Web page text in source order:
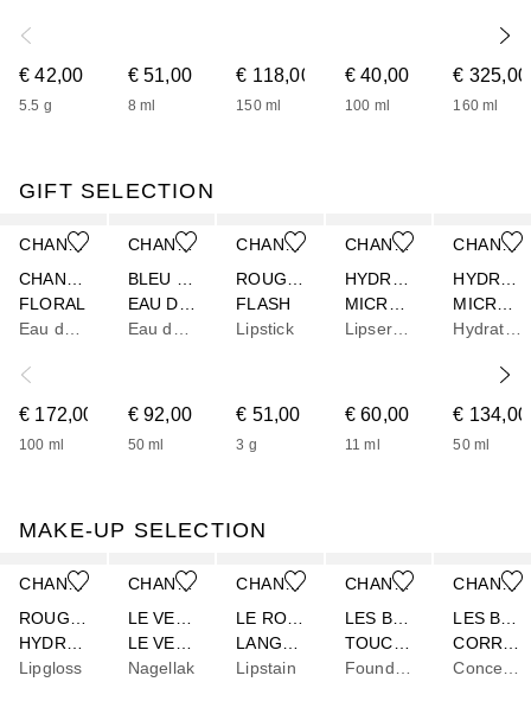
€ 42,00
5.5 g
€ 51,00
8 ml
€ 118,00
150 ml
€ 40,00
100 ml
€ 325,00
160 ml
GIFT SELECTION
CHANEL
FLORAL
€ 172,00
100 ml
CHANEL
€ 92,00
50 ml
CHANEL
FLASH
Lipstick
€ 51,00
3 g
CHANEL
Lipserum
€ 60,00
11 ml
CHANEL
€ 134,00
50 ml
MAKE-UP SELECTION
CHANEL
Lipgloss
CHANEL
Nagellak
CHANEL
Lipstain
CHANEL
LES BEIGES
CHANEL